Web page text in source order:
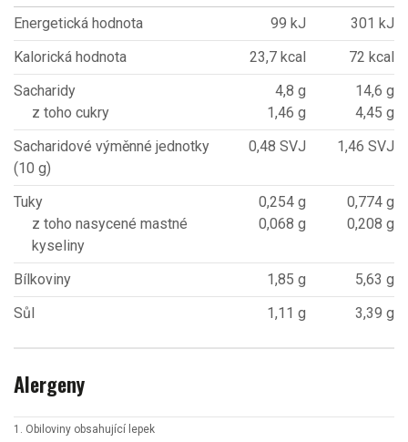
Energetická hodnota
99 kJ
301 kJ
Kalorická hodnota
23,7 kcal
72 kcal
Sacharidy
z toho cukry
4,8 g
1,46 g
14,6 g
4,45 g
Sacharidové výměnné jednotky
(10 g)
0,48 SVJ 1,46 SVJ
Tuky
z toho nasycené mastné
kyseliny
0,254 g
0,068 g
0,774 g
0,208 g
Bílkoviny 1,85 g
5,63 g
Sůl
1,11 g 3,39 g
Alergeny
1. Obiloviny obsahující lepek